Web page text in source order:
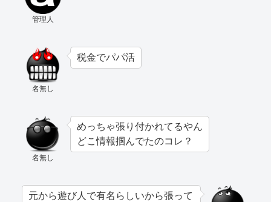
管理人
名無し
税金でパパ活
名無し
めっちゃ張り付かれてるやん
どこ情報掴んでたのコレ？
元から遊び人で有名らしいから張って